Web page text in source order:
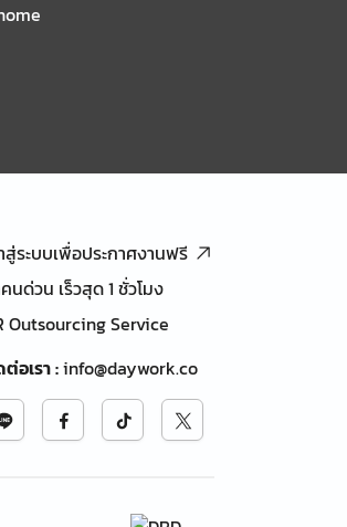
สู่ระบบเพื่อประกาศงานฟรี
นด่วน เร็วสุด 1 ชั่วโมง
Outsourcing Service
อเรา:info@daywork.co